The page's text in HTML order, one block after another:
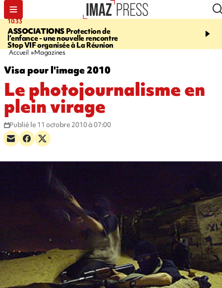
10:33
ASSOCIATIONSProtection de
l’enfance - une nouvelle rencontre
Stop VIF organisée à La Réunion
15:03
Vaste feu
l'ouest du pays, 20.000
Accueil Magazines
Visa pour l'image 2010
Le photojournalisme en
plein virage
Publié le 11 octobre 2010 à 07:00